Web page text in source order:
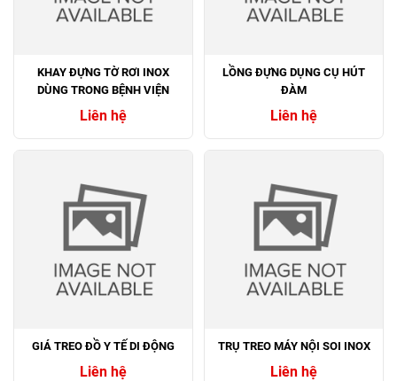
KHAY ĐỰNG TỜ RƠI INOX
DÙNG TRONG BỆNH VIỆN
Liên hệ
LỒNG ĐỰNG DỤNG CỤ HÚT
ĐÀM
Liên hệ
GIÁ TREO ĐỒ Y TẾ DI ĐỘNG
Liên hệ
TRỤ TREO MÁY NỘI SOI INOX
Liên hệ